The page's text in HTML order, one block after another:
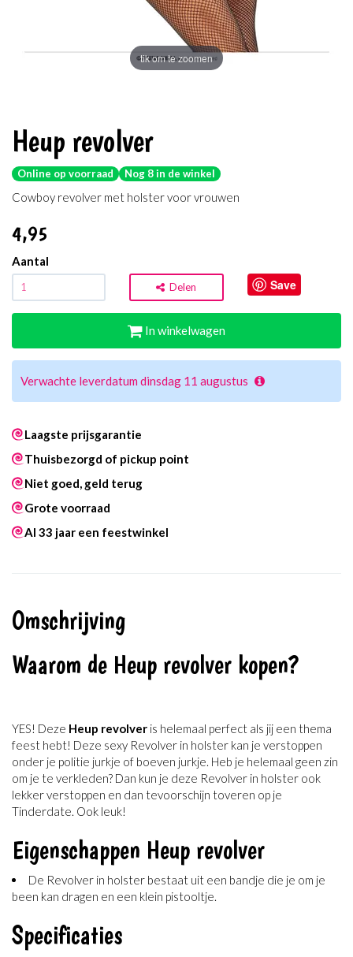
tik om te zoomen
Heup revolver
Online op voorraad Nog 8 in de winkel
Cowboy revolver met holster voor vrouwen
4,95
Aantal
Delen Save
In winkelwagen
Verwachte leverdatum dinsdag 11 augustus
Laagste prijsgarantie
Thuisbezorgd of pickup point
Niet goed, geld terug
Grote voorraad
Al 33 jaar een feestwinkel
Omschrijving
Waarom de Heup revolver kopen?
YES! Deze Heup revolver is helemaal perfect als jij een thema
feest hebt! Deze sexy Revolver in holster kan je verstoppen
onder je politie jurkje of boeven jurkje. Heb je helemaal geen zin
om je te verkleden? Dan kun je deze Revolver in holster ook
lekker verstoppen en dan tevoorschijn toveren op je
Tinderdate. Ook leuk!
Eigenschappen Heup revolver
De Revolver in holster bestaat uit een bandje die je om je
been kan dragen en een klein pistooltje.
Specificaties